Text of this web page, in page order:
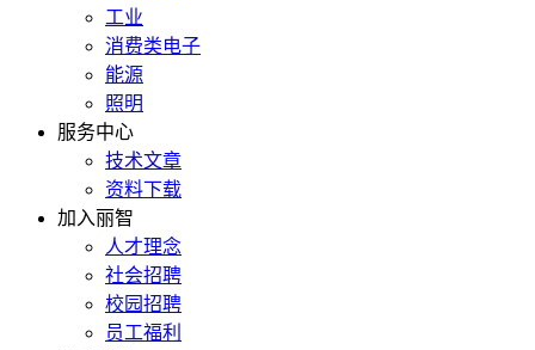
工业
消费类电子
能源
照明
服务中心
技术文章
资料下载
加入丽智
人才理念
社会招聘
校园招聘
员工福利